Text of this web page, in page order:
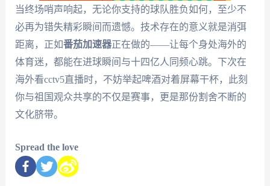
当终场哨声响起，无论你支持的球队胜负如何，至少不
必再为错失精彩瞬间而遗憾。技术存在的意义就是消弭
距离，正如番茄加速器正在做的——让每个身处海外的
体育迷，都能在进球瞬间与十四亿人同频心跳。下次在
海外看cctv5直播时，不妨举起啤酒对着屏幕干杯，此刻
你与祖国观众共享的不仅是赛事，更是那份割舍不断的
文化脐带。
Spread the love